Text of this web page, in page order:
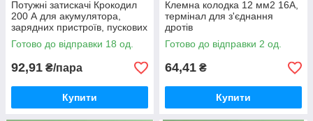
Потужні затискачі Крокодил
200 А для акумулятора,
зарядних пристроїв, пускових
проводів (пара: червоний +
чорний)
Готово до відправки 18 од.
92,91 ₴/пара
Купити
Клемна колодка 12 мм2 16А,
термінал для з'єднання
дротів
Готово до відправки 2 од.
64,41 ₴
Купити